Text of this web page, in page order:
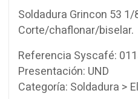
Soldadura Grincon 53 1/
Corte/chaflonar/biselar.
Referencia Syscafé:
Presentación: UND
Categoría: Soldadura >